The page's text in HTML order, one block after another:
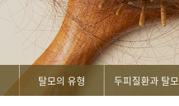
탈모의 유형 두피질환과 탈모